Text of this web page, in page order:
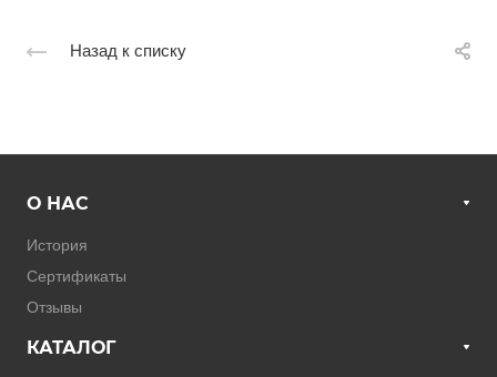
Назад к списку
О НАС
История
Сертификаты
Отзывы
КАТАЛОГ